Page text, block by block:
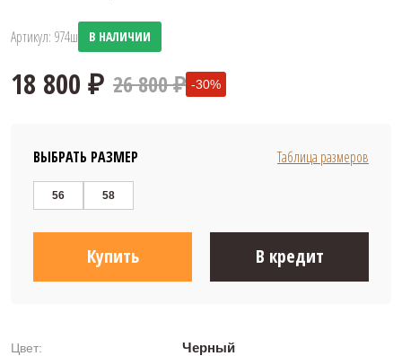
Артикул: 974ш В НАЛИЧИИ
18 800 ₽
26 800 ₽ -30%
ВЫБРАТЬ РАЗМЕР Таблица размеров
56 58
Купить В кредит
Цвет: Черный